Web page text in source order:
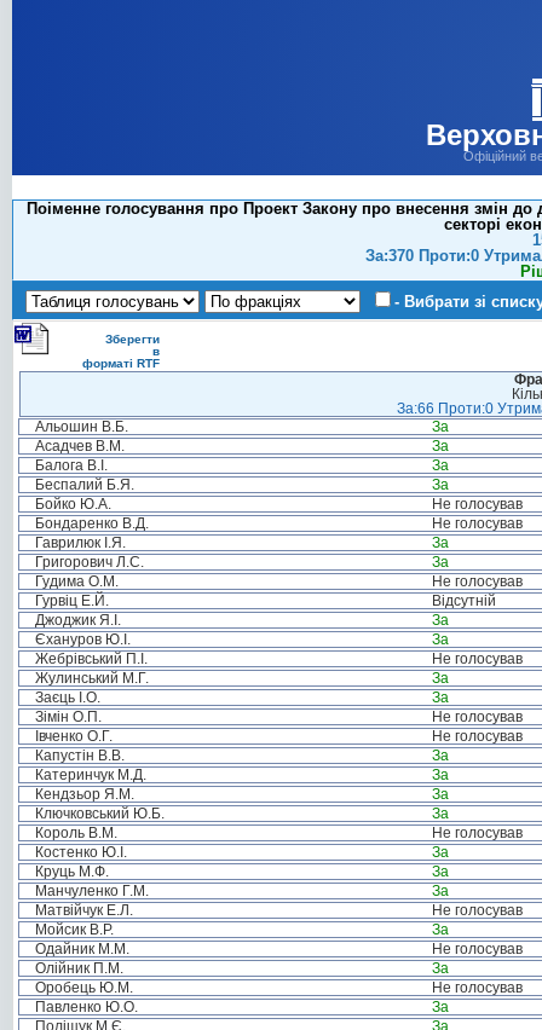
Офіційний
Поіменне голосування про Проект Закону про внесення змін
секторі
За:370 Проти:0
- Вибрати зі
Зберегти
в
форматі RTF
За:66 Проти:0
Альошин В.Б.
За
Асадчев В.М.
За
Балога В.І.
За
Беспалий Б.Я.
За
Бойко Ю.А.
Не голосував
Бондаренко В.Д.
Не голосував
Гаврилюк І.Я.
За
Григорович Л.С.
За
Гудима О.М.
Не голосував
Гурвіц Е.Й.
Відсутній
Джоджик Я.І.
За
Єхануров Ю.І.
За
Жебрівський П.І.
Не голосував
Жулинський М.Г.
За
Заєць І.О.
За
Зімін О.П.
Не голосував
Івченко О.Г.
Не голосував
Капустін В.В.
За
Катеринчук М.Д.
За
Кендзьор Я.М.
За
Ключковський Ю.Б.
За
Король В.М.
Не голосував
Костенко Ю.І.
За
Круць М.Ф.
За
Манчуленко Г.М.
За
Матвійчук Е.Л.
Не голосував
Мойсик В.Р.
За
Одайник М.М.
Не голосував
Олійник П.М.
За
Оробець Ю.М.
Не голосував
Павленко Ю.О.
За
Поліщук М.Є.
За